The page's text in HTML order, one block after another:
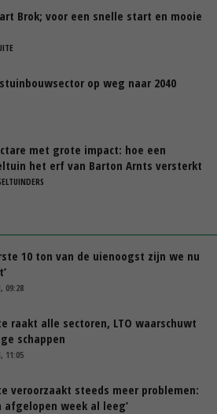
Brok; voor een snelle start en mooie
op weg naar 2040
met grote impact: hoe een
het erf van Barton Arnts versterkt
10 ton van de uienoogst zijn we nu
09:28
raakt alle sectoren, LTO waarschuwt
schappen
11:05
veroorzaakt steeds meer problemen:
afgelopen week al leeg’